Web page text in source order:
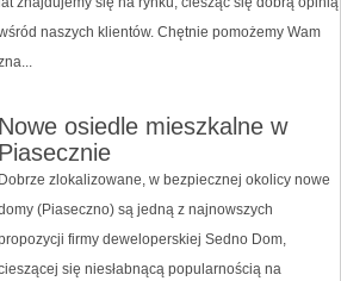
naszych klientów. Chętnie pomożemy Wam
Nowe osiedle mieszkalne w
Piasecznie
Dobrze zlokalizowane, w bezpiecznej okolicy nowe
(Piaseczno) są jedną z najnowszych
firmy deweloperskiej Sedno Dom,
się niesłabnącą popularnością na